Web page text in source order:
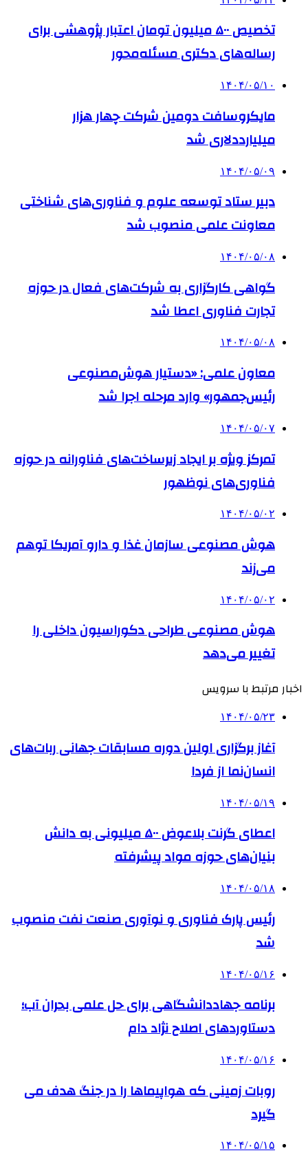
تخصیص ۵۰۰ میلیون تومان اعتبار پژوهشی برای
رساله‌های دکتری مسئله‌محور
۱۴۰۴/۰۵/۱۰
مایکروسافت دومین شرکت چهار هزار
میلیارددلاری شد
۱۴۰۴/۰۵/۰۹
دبیر ستاد توسعه علوم و فناوری‌های شناختی
معاونت علمی منصوب شد
۱۴۰۴/۰۵/۰۸
گواهی کارگزاری به شرکت‌های فعال در حوزه
تجارت فناوری اعطا شد
۱۴۰۴/۰۵/۰۸
معاون علمی: «دستیار هوش‌مصنوعی
رئیس‌جمهور» وارد مرحله اجرا شد
۱۴۰۴/۰۵/۰۷
تمرکز ویژه بر ایجاد زیرساخت‌های فناورانه در حوزه
فناوری‌های نوظهور
۱۴۰۴/۰۵/۰۲
هوش مصنوعی سازمان غذا و دارو آمریکا توهم
می‌زند
۱۴۰۴/۰۵/۰۲
هوش مصنوعی طراحی دکوراسیون داخلی را
تغییر می‌دهد
اخبار مرتبط با سرویس
۱۴۰۴/۰۵/۲۳
آغاز برگزاری اولین دوره مسابقات جهانی ربات‌های
انسان‌نما از فردا
۱۴۰۴/۰۵/۱۹
اعطای گرنت بلاعوض ۵۰۰ میلیونی به دانش
بنیان‌های حوزه مواد پیشرفته
۱۴۰۴/۰۵/۱۸
رئیس پارک فناوری و نوآوری صنعت نفت منصوب
شد
۱۴۰۴/۰۵/۱۶
برنامه جهاددانشگاهی برای حل علمی بحران آب؛
دستاوردهای اصلاح نژاد دام
۱۴۰۴/۰۵/۱۶
روبات زمینی که هواپیماها را در جنگ هدف می
گیرد
۱۴۰۴/۰۵/۱۵